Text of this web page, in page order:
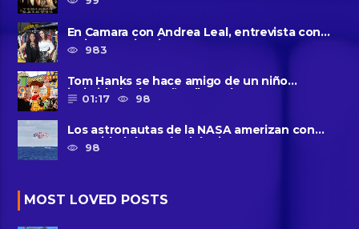
En Camara con Andrea Leal, entrevista con
Majo Cornejo, Cirque Du ......
983
Tom Hanks se hace amigo de un niño
intimidado de 8 años llamado ......
01:17 98
Los astronautas de la NASA amerizan con
seguridad después del primer ......
98
MOST LOVED POSTS